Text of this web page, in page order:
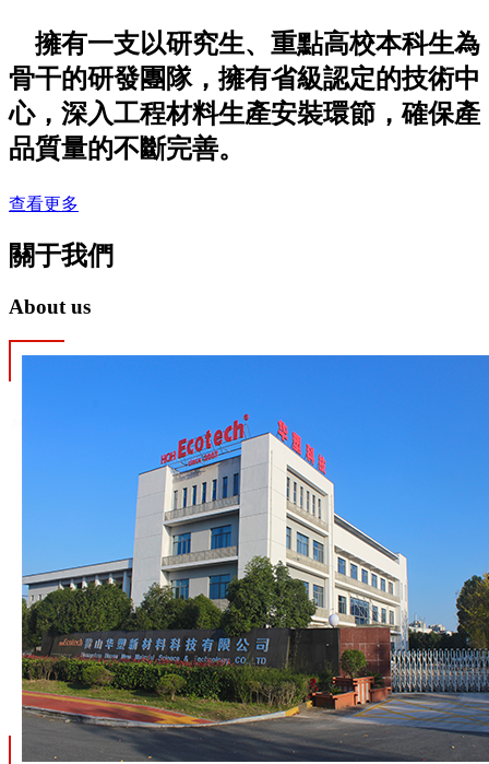
擁有一支以研究生、重點高校本科生為
骨干的研發團隊，擁有省級認定的技術中
心，深入工程材料生產安裝環節，確保產
品質量的不斷完善。
查看更多
關于我們
About us